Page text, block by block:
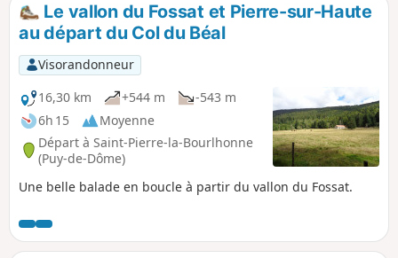
Le vallon du Fossat et Pierre-sur-Haute
au départ du Col du Béal
Visorandonneur
16,30 km
+544 m
-543 m
6h 15
Moyenne
Départ à Saint-Pierre-la-Bourlhonne
(Puy-de-Dôme)
Une belle balade en boucle à partir du vallon du Fossat.